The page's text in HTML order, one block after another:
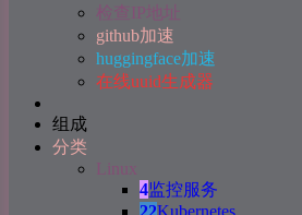
检查IP地址
github加速
huggingface加速
在线uuid生成器
组成
分类
Linux
4监控服务
22Kubernetes